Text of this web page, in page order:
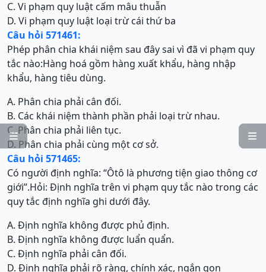


C. Vi phạm quy luật cấm mâu thuẫn
D. Vi phạm quy luật loại trừ cái thứ ba
Câu hỏi 571461:
Phép phân chia khái niệm sau đây sai vì đã vi phạm quy
tắc nào:Hàng hoá gồm hàng xuất khẩu, hàng nhập
khẩu, hàng tiêu dùng.
A. Phân chia phải cân đối.
B. Các khái niệm thành phần phải loại trừ nhau.
C. Phân chia phải liên tục.
D. Phân chia phải cùng một cơ sở.
Câu hỏi 571465:
Có người định nghĩa: “Ôtô là phương tiện giao thông cơ
giới”.Hỏi: Định nghĩa trên vi phạm quy tắc nào trong các
quy tắc định nghĩa ghi dưới đây.
A. Định nghĩa không được phủ định.
B. Định nghĩa không được luẩn quẩn.
C. Định nghĩa phải cân đối.
D. Định nghĩa phải rõ ràng, chính xác, ngắn gọn